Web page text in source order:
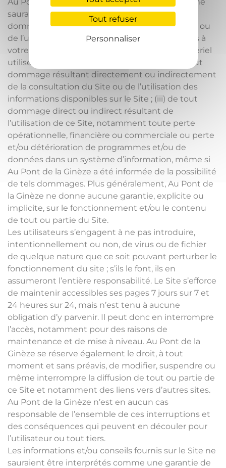
Tout refuser
Personnaliser
sauraient être tenus responsables (i) de tout
dommage résultant de la connexion, de l’accès ou
de l’utilisation du Site, y compris les dommages à
votre environnement technique et à tout matériel
utilisé pour accéder ou utiliser le Site ; (ii) de tout
dommage résultant directement ou indirectement
de la consultation du Site ou de l’utilisation des
informations disponibles sur le Site ; (iii) de tout
dommage direct ou indirect résultant de
l’utilisation de ce Site, notamment toute perte
opérationnelle, financière ou commerciale ou perte
et/ou détérioration de programmes et/ou de
données dans un système d’information, même si
Au Pont de la Ginèze a été informée de la possibilité
de tels dommages. Plus généralement, Au Pont de
la Ginèze ne donne aucune garantie, explicite ou
implicite, sur le fonctionnement et/ou le contenu
de tout ou partie du Site.
Les utilisateurs s’engagent à ne pas introduire,
intentionnellement ou non, de virus ou de fichier
de quelque nature que ce soit pouvant perturber le
fonctionnement du site ; s’ils le font, ils en
assumeront l’entière responsabilité. Le Site s’efforce
de maintenir accessibles ses pages 7 jours sur 7 et
24 heures sur 24, mais n’est tenu à aucune
obligation d’y parvenir. Il peut donc en interrompre
l’accès, notamment pour des raisons de
maintenance et de mise à niveau. Au Pont de la
Ginèze se réserve également le droit, à tout
moment et sans préavis, de modifier, suspendre ou
même interrompre la diffusion de tout ou partie de
ce Site et notamment des liens vers d’autres sites.
Au Pont de la Ginèze n’est en aucun cas
responsable de l’ensemble de ces interruptions et
des conséquences qui peuvent en découler pour
l’utilisateur ou tout tiers.
Les informations et/ou conseils fournis sur le Site ne
sauraient être interprétés comme une garantie de